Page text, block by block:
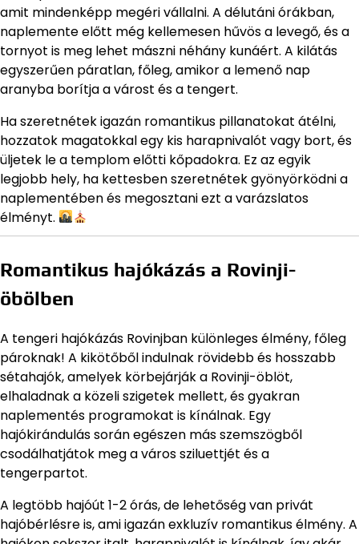
amit mindenképp megéri vállalni. A délutáni órákban,
naplemente előtt még kellemesen hűvös a levegő, és a
tornyot is meg lehet mászni néhány kunáért. A kilátás
egyszerűen páratlan, főleg, amikor a lemenő nap
aranyba borítja a várost és a tengert.
Ha szeretnétek igazán romantikus pillanatokat átélni,
hozzatok magatokkal egy kis harapnivalót vagy bort, és
üljetek le a templom előtti kőpadokra. Ez az egyik
legjobb hely, ha kettesben szeretnétek gyönyörködni a
naplementében és megosztani ezt a varázslatos
élményt.
Romantikus hajókázás a Rovinji-
öbölben
A tengeri hajókázás Rovinjban különleges élmény, főleg
pároknak! A kikötőből indulnak rövidebb és hosszabb
sétahajók, amelyek körbejárják a Rovinji-öblöt,
elhaladnak a közeli szigetek mellett, és gyakran
naplementés programokat is kínálnak. Egy
hajókirándulás során egészen más szemszögből
csodálhatjátok meg a város sziluettjét és a
tengerpartot.
A legtöbb hajóút 1-2 órás, de lehetőség van privát
hajóbérlésre is, ami igazán exkluzív romantikus élmény. A